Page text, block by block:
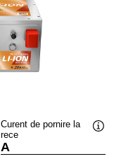
Curent de pornire la
rece
A